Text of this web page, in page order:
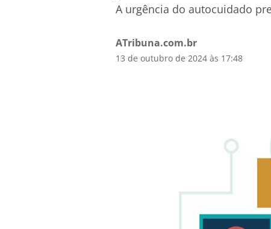
A urgência do autocuidado
ATribuna.com.br
13 de outubro de 2024 às 17:48